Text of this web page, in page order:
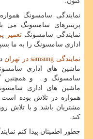
نمایندگی سامسونگ
پرینترهای سامسونگ می
نمایندگی سامسونگتعمیر
اداری سامسونگ را به ما
نمایندگی samsungدر تهران
ماشین های اداری
سامسونگ و.. و همچنین
ماشین های اداری
همواره در تلاش بوده است
مشتریان باشد و با تلاش
کند.
چطور اطمینان پیدا کنم